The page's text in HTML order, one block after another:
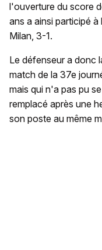
l'ouverture du score
ans a ainsi participé
Milan, 3-1.
Le défenseur a donc
match de la 37e
mais qui n'a pas pu
remplacé après une
son poste au même